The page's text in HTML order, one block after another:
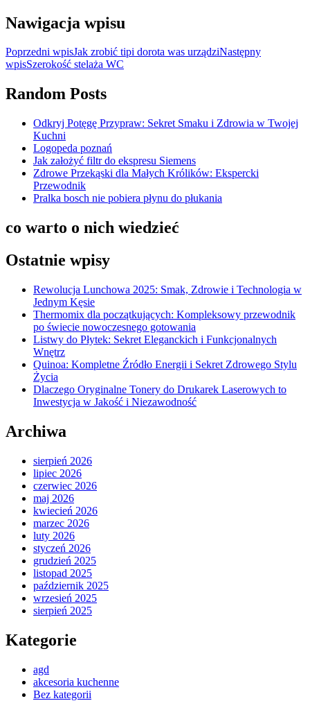
Nawigacja wpisu
Poprzedni wpisJak zrobić tipi dorota was urządziNastępny
wpisSzerokość stelaża WC
Random Posts
Odkryj Potęgę Przypraw: Sekret Smaku i Zdrowia w Twojej
Kuchni
Logopeda poznań
Jak założyć filtr do ekspresu Siemens
Zdrowe Przekąski dla Małych Królików: Ekspercki
Przewodnik
Pralka bosch nie pobiera płynu do płukania
co warto o nich wiedzieć
Ostatnie wpisy
Rewolucja Lunchowa 2025: Smak, Zdrowie i Technologia w
Jednym Kęsie
Thermomix dla początkujących: Kompleksowy przewodnik
po świecie nowoczesnego gotowania
Listwy do Płytek: Sekret Eleganckich i Funkcjonalnych
Wnętrz
Quinoa: Kompletne Źródło Energii i Sekret Zdrowego Stylu
Życia
Dlaczego Oryginalne Tonery do Drukarek Laserowych to
Inwestycja w Jakość i Niezawodność
Archiwa
sierpień 2026
lipiec 2026
czerwiec 2026
maj 2026
kwiecień 2026
marzec 2026
luty 2026
styczeń 2026
grudzień 2025
listopad 2025
październik 2025
wrzesień 2025
sierpień 2025
Kategorie
agd
akcesoria kuchenne
Bez kategorii